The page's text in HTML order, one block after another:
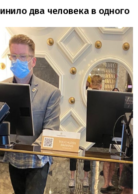
два человека в одного